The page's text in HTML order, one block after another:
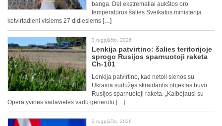
banga. Dėl ekstremaliai aukštos oro
temperatūros šalies Sveikatos ministerija
ketvirtadienį visiems 27 didiesiems […]
3 rugpjūčio, 2026
Lenkija patvirtino: šalies teritorijoje
sprogo Rusijos sparnuotoji raketa
Ch-101
Lenkija patvirtino, kad netoli sienos su
Ukraina sudužęs skraidantis objektas buvo
Rusijos sparnuotoji raketa. „Kalbėjausi su
Operatyvinės vadavietės vadu generolu […]
3 rugpjūčio, 2026